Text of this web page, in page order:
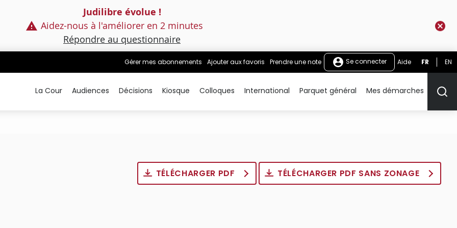
Judilibre évolue !
Aidez-nous à l'améliorer en 2 minutes
Répondre au questionnaire
Gérer mes abonnements Ajouter aux favoris Prendre une note Se connecter Aide FR EN
La Cour Audiences Décisions Kiosque Colloques International Parquet général Mes démarches
TÉLÉCHARGER PDF TÉLÉCHARGER PDF SANS ZONAGE